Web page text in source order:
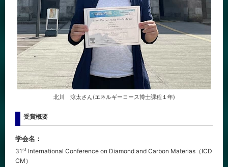
北川 涼太さん(エネルギーコース博士課程１年)
受賞概要
学会名：
31st International Conference on Diamond and Carbon Materias（ICD
CM）
CLOSE